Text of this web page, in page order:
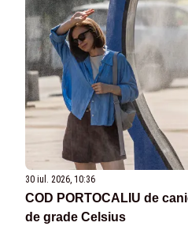
30 iul. 2026, 10:36
COD PORTOCALIU de
de grade Celsius